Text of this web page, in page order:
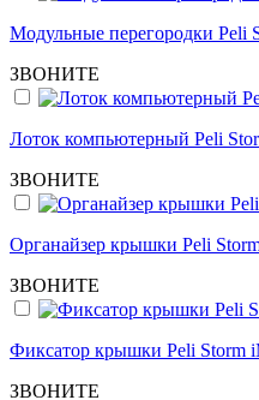
Модульные перегородки Peli
ЗВОНИТЕ
Лоток компьютерный Peli
ЗВОНИТЕ
Органайзер крышки Peli
ЗВОНИТЕ
Фиксатор крышки Peli Storm
ЗВОНИТЕ